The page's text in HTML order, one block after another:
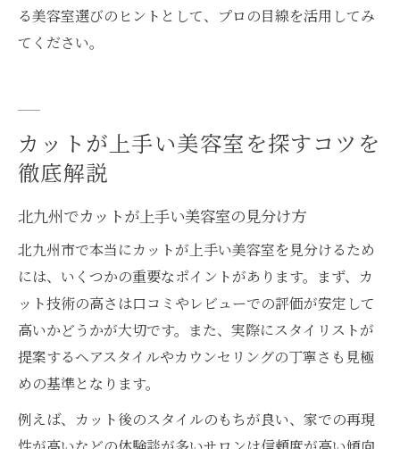
る美容室選びのヒントとして、プロの目線を活用してみ
てください。
カットが上手い美容室を探すコツを
徹底解説
北九州でカットが上手い美容室の見分け方
北九州市で本当にカットが上手い美容室を見分けるため
には、いくつかの重要なポイントがあります。まず、カ
ット技術の高さは口コミやレビューでの評価が安定して
高いかどうかが大切です。また、実際にスタイリストが
提案するヘアスタイルやカウンセリングの丁寧さも見極
めの基準となります。
例えば、カット後のスタイルのもちが良い、家での再現